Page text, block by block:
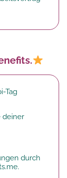
Tag
deiner
durch